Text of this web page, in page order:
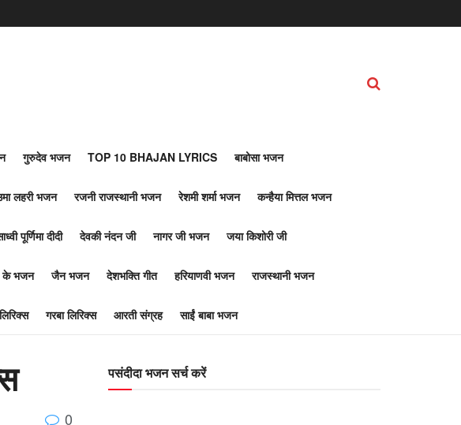
गुरुदेव भजन TOP 10 BHAJAN LYRICS बाबोसा भजन
लहरी भजन रजनी राजस्थानी भजन रेशमी शर्मा भजन कन्हैया मित्तल भजन
पूर्णिमा दीदी देवकी नंदन जी नागर जी भजन जया किशोरी जी
के भजन जैन भजन देशभक्ति गीत हरियाणवी भजन राजस्थानी भजन
गरबा लिरिक्स आरती संग्रह साईं बाबा भजन
0
पसंदीदा भजन सर्च करें